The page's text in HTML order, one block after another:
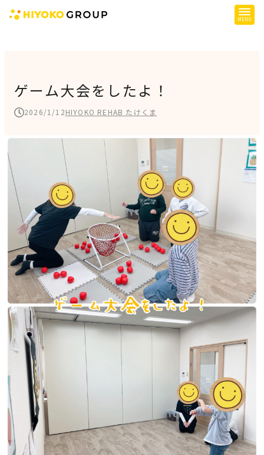
提供サービス
子育て支援
障がい者支援
施設一覧
会社概要
お知らせ
採用情報
施設空き状況はこちら
見学申込・お問合せ
ゲーム大会をしたよ！
2026/1/12HIYOKO REHAB たけくま